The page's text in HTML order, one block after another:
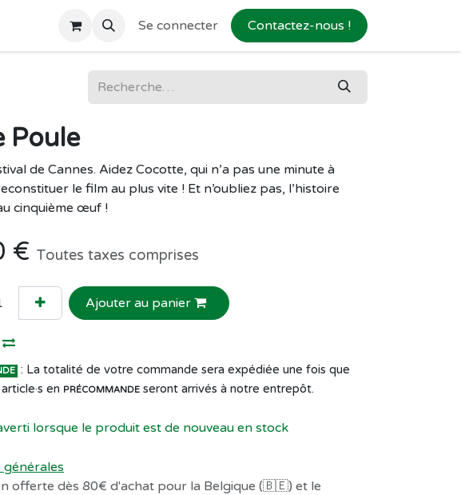
Se connecter Contactez-nous !
Poule
de Cannes. Aidez Cocotte, qui n’a pas une minute à
le film au plus vite ! Et n’oubliez pas, l’histoire
cinquième œuf !
€ Toutes taxes comprises
Ajouter au panier
: La totalité de votre commande sera expédiée une fois que
en PRÉCOMMANDE seront arrivés à notre entrepôt.
lorsque le produit est de nouveau en stock
offerte dès 80€ d'achat pour la Belgique (🇧🇪) et le